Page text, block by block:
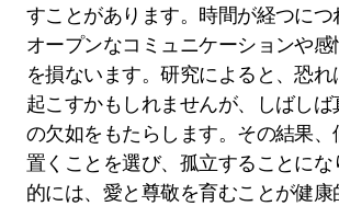
すことがあります。時間が経つに
オープンなコミュニケーションや感
を損ないます。研究によると、恐れ
起こすかもしれませんが、しばしば
の欠如をもたらします。その結果、
置くことを選び、孤立することに
的には、愛と尊敬を育むことが健